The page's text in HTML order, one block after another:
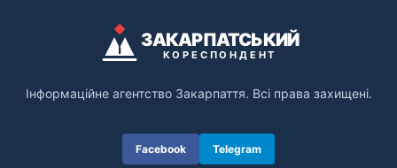
ЗАКАРПАТСЬКИЙ
КОРЕСПОНДЕНТ
Інформаційне агентство Закарпаття. Всі права захищені.
Facebook Telegram